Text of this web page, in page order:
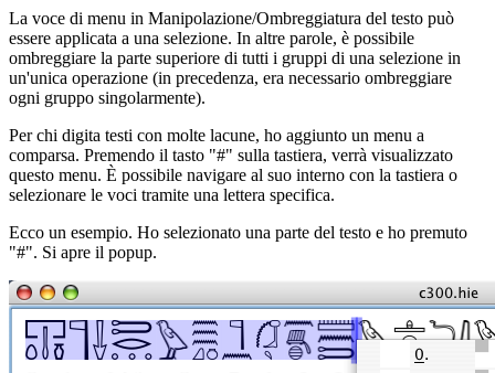
La voce di menu in Manipolazione/Ombreggiatura del testo può
essere applicata a una selezione. In altre parole, è possibile
ombreggiare la parte superiore di tutti i gruppi di una selezione in
un'unica operazione (in precedenza, era necessario ombreggiare
ogni gruppo singolarmente).
Per chi digita testi con molte lacune, ho aggiunto un menu a
comparsa. Premendo il tasto "#" sulla tastiera, verrà visualizzato
questo menu. È possibile navigare al suo interno con la tastiera o
selezionare le voci tramite una lettera specifica.
Ecco un esempio. Ho selezionato una parte del testo e ho premuto
"#". Si apre il popup.